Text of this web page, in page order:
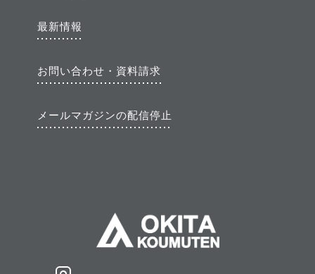
最新情報
お問い合わせ・資料請求
メールマガジンの配信停止